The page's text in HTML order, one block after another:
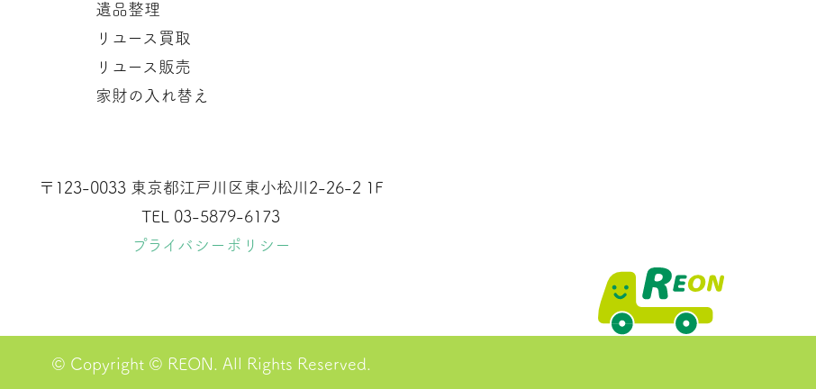
遺品整理
リユース買取
リユース販売
家財の入れ替え
〒123-0033 東京都江戸川区東小松川2-26-2 1F
TEL 03-5879-6173
プライバシーポリシー
© Copyright © REON. All Rights Reserved.